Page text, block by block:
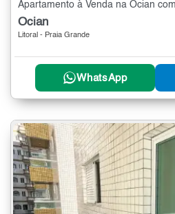
Apartamento à Venda na Ocian
Ocian
Litoral - Praia Grande
WhatsApp